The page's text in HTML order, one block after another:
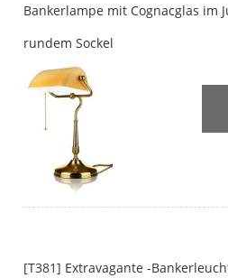
Bankerlampe mit Cognacglas im
rundem Sockel
[T381] Extravagante -